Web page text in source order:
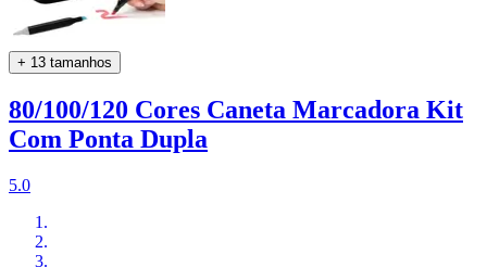
+ 13 tamanhos
80/100/120 Cores Caneta Marcadora Kit
Com Ponta Dupla
5.0